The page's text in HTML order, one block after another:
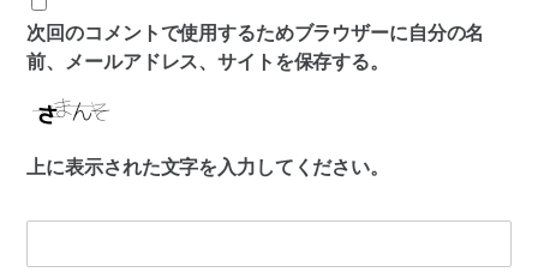
次回のコメントで使用するためブラウザーに自分の名
前、メールアドレス、サイトを保存する。
上に表示された文字を入力してください。